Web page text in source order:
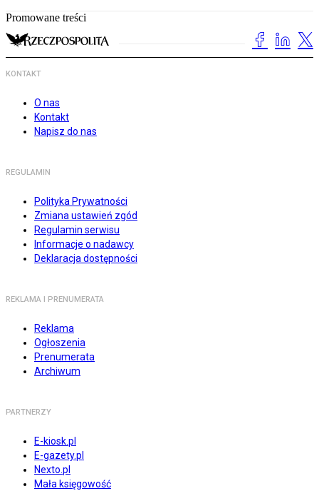
Promowane treści
KONTAKT
O nas
Kontakt
Napisz do nas
REGULAMIN
Polityka Prywatności
Zmiana ustawień zgód
Regulamin serwisu
Informacje o nadawcy
Deklaracja dostępności
REKLAMA I PRENUMERATA
Reklama
Ogłoszenia
Prenumerata
Archiwum
PARTNERZY
E-kiosk.pl
E-gazety.pl
Nexto.pl
Mała księgowość